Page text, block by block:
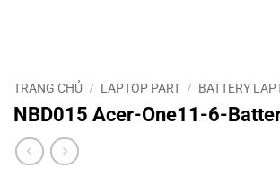
TRANG CHỦ / LAPTOP PART / BATTERY
NBD015 Acer-One11-6-